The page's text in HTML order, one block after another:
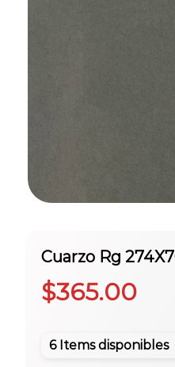
Cuarzo Rg
$365.00
6 Items disponibles